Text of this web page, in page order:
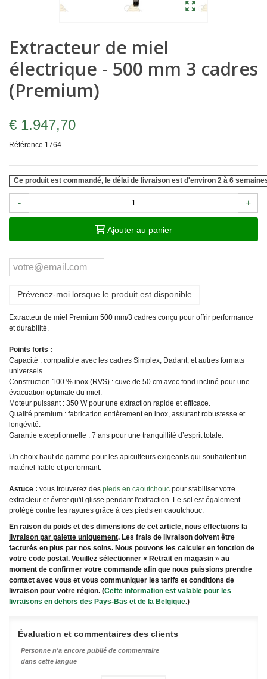
Extracteur de miel
électrique - 500 mm 3 cadres
(Premium)
€ 1.947,70
Référence 1764
Ce produit est commandé, le délai de livraison est d'environ 2 à 6
- +
Ajouter au panier
Prévenez-moi lorsque le produit est disponible
Extracteur de miel Premium 500 mm/3 cadres conçu pour offrir performance
et durabilité.
Points forts :
Capacité : compatible avec les cadres Simplex, Dadant, et autres formats
universels.
Construction 100 % inox (RVS) : cuve de 50 cm avec fond incliné pour une
évacuation optimale du miel.
Moteur puissant : 350 W pour une extraction rapide et efficace.
Qualité premium : fabrication entièrement en inox, assurant robustesse et
longévité.
Garantie exceptionnelle : 7 ans pour une tranquillité d’esprit totale.
Un choix haut de gamme pour les apiculteurs exigeants qui souhaitent un
matériel fiable et performant.
Astuce : vous trouverez des pieds en caoutchouc pour stabiliser votre
extracteur et éviter qu'il glisse pendant l'extraction. Le sol est également
protégé contre les rayures grâce à ces pieds en caoutchouc.
En raison du poids et des dimensions de cet article, nous effectuons la
livraison par palette uniquement. Les frais de livraison doivent être
facturés en plus par nos soins. Nous pouvons les calculer en fonction de
votre code postal. Veuillez sélectionner « Retrait en magasin » au
moment de confirmer votre commande afin que nous puissions prendre
contact avec vous et vous communiquer les tarifs et conditions de
livraison pour votre région. (Cette information est valable pour les
livraisons en dehors des Pays-Bas et de la Belgique.)
Évaluation et commentaires des clients
Personne n'a encore publié de commentaire
dans cette langue